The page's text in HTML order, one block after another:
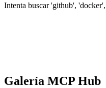
Intenta buscar 'github',
Galería MCP Hub